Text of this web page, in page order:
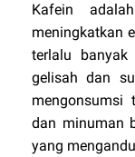
Kafein
meningkatkan
terlalu
gelisah dan
mengonsumsi
dan minuman
yang